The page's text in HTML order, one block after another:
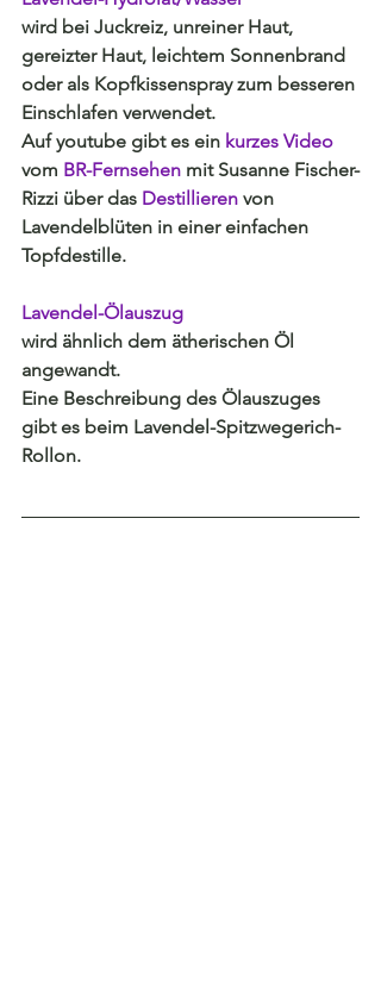
wird bei Juckreiz, unreiner Haut,
gereizter Haut, leichtem Sonnenbrand
oder als Kopfkissenspray zum besseren
Einschlafen verwendet.
Auf youtube gibt es ein kurzes Video
vom BR-Fernsehen mit Susanne Fischer-
Rizzi über das Destillieren von
Lavendelblüten in einer einfachen
Topfdestille.
Lavendel-Ölauszug
wird ähnlich dem ätherischen Öl
angewandt.
Eine Beschreibung des Ölauszuges
gibt es beim Lavendel-Spitzwegerich-
Rollon.